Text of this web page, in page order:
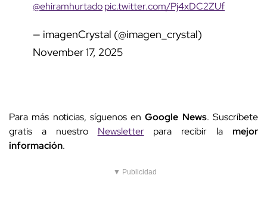
@ehiramhurtadopic.twitter.com/Pj4xDC2ZUf
— imagenCrystal (@imagen_crystal)
November 17, 2025
Para más noticias, síguenos enGoogle News. Suscríbete
gratis a nuestro Newsletterpara recibir lamejor
información.
▼ Publicidad